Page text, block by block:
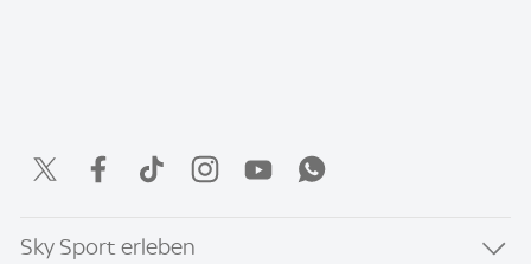
Sky Sport erleben